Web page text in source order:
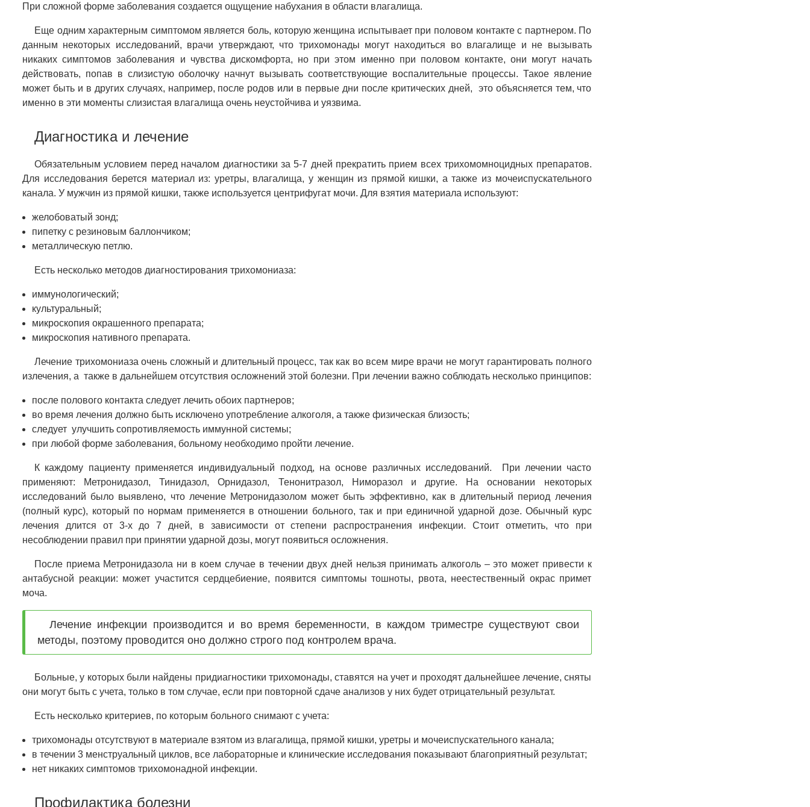
При сложной форме заболевания создается ощущение набухания в области влагалища.
Еще одним характерным симптомом является боль, которую женщина испытывает при половом контакте с партнером. По
данным некоторых исследований, врачи утверждают, что трихомонады могут находиться во влагалище и не вызывать
никаких симптомов заболевания и чувства дискомфорта, но при этом именно при половом контакте, они могут начать
действовать, попав в слизистую оболочку начнут вызывать соответствующие воспалительные процессы. Такое явление
может быть и в других случаях, например, после родов или в первые дни после критических дней, это объясняется тем, что
именно в эти моменты слизистая влагалища очень неустойчива и уязвима.
Диагностика и лечение
Обязательным условием перед началом диагностики за 5-7 дней прекратить прием всех трихомомноцидных препаратов.
Для исследования берется материал из: уретры, влагалища, у женщин из прямой кишки, а также из мочеиспускательного
канала. У мужчин из прямой кишки, также используется центрифугат мочи. Для взятия материала используют:
желобоватый зонд;
пипетку с резиновым баллончиком;
металлическую петлю.
Есть несколько методов диагностирования трихомониаза:
иммунологический;
культуральный;
микроскопия окрашенного препарата;
микроскопия нативного препарата.
Лечение трихомониаза очень сложный и длительный процесс, так как во всем мире врачи не могут гарантировать полного
излечения, а также в дальнейшем отсутствия осложнений этой болезни. При лечении важно соблюдать несколько принципов:
после полового контакта следует лечить обоих партнеров;
во время лечения должно быть исключено употребление алкоголя, а также физическая близость;
следует улучшить сопротивляемость иммунной системы;
при любой форме заболевания, больному необходимо пройти лечение.
К каждому пациенту применяется индивидуальный подход, на основе различных исследований. При лечении часто
применяют: Метронидазол, Тинидазол, Орнидазол, Тенонитразол, Ниморазол и другие. На основании некоторых
исследований было выявлено, что лечение Метронидазолом может быть эффективно, как в длительный период лечения
(полный курс), который по нормам применяется в отношении больного, так и при единичной ударной дозе. Обычный курс
лечения длится от 3-х до 7 дней, в зависимости от степени распространения инфекции. Стоит отметить, что при
несоблюдении правил при принятии ударной дозы, могут появиться осложнения.
После приема Метронидазола ни в коем случае в течении двух дней нельзя принимать алкоголь – это может привести к
антабусной реакции: может участится сердцебиение, появится симптомы тошноты, рвота, неестественный окрас примет
моча.
Лечение инфекции производится и во время беременности, в каждом триместре существуют свои
методы, поэтому проводится оно должно строго под контролем врача.
Больные, у которых были найдены придиагностики трихомонады, ставятся на учет и проходят дальнейшее лечение, сняты
они могут быть с учета, только в том случае, если при повторной сдаче анализов у них будет отрицательный результат.
Есть несколько критериев, по которым больного снимают с учета:
трихомонады отсутствуют в материале взятом из влагалища, прямой кишки, уретры и мочеиспускательного канала;
в течении 3 менструальный циклов, все лабораторные и клинические исследования показывают благоприятный результат;
нет никаких симптомов трихомонадной инфекции.
Профилактика болезни